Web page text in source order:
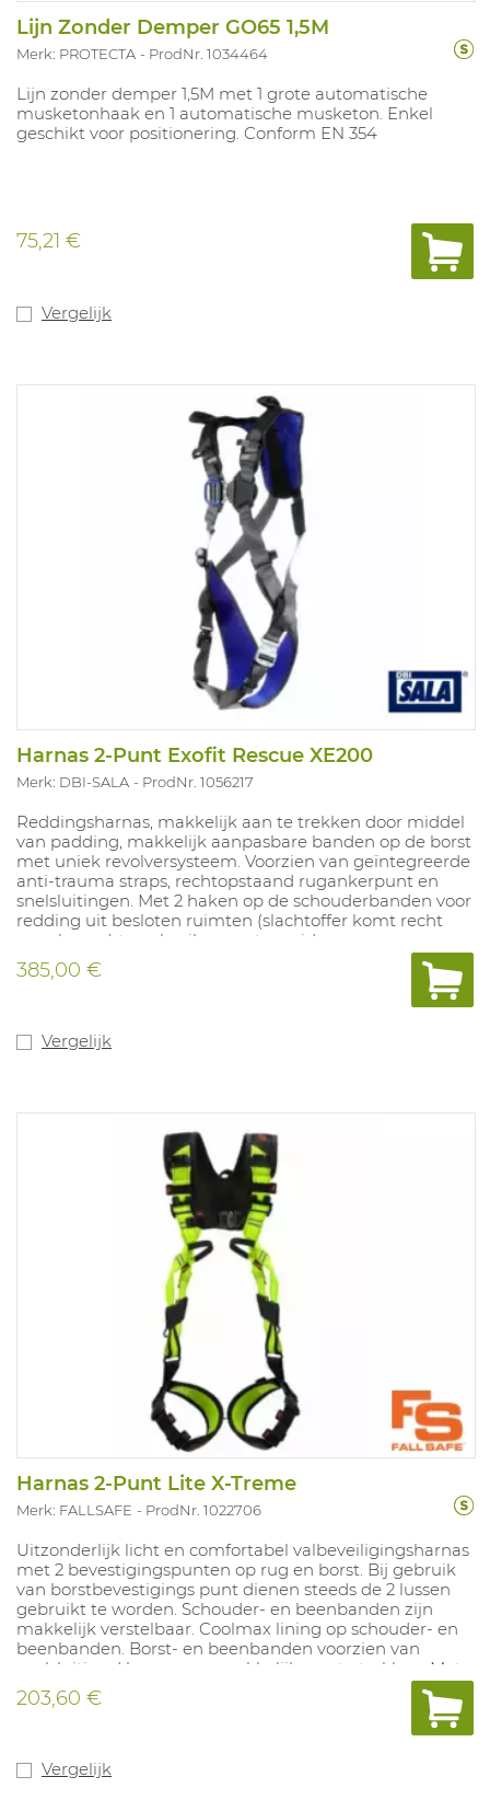
Lijn Zonder Demper GO65 1,5M
Merk: PROTECTA ProdNr. 1034464
Lijn zonder demper 1,5M met 1 grote automatische
musketonhaak en 1 automatische musketon. Enkel
geschikt voor positionering. Conform EN 354
75,21 €
Vergelijk
Harnas 2-Punt Exofit Rescue XE200
Merk: DBI-SALA ProdNr. 1056217
Reddingsharnas, makkelijk aan te trekken door middel
van padding, makkelijk aanpasbare banden op de borst
met uniek revolversysteem. Voorzien van geïntegreerde
anti-trauma straps, rechtopstaand rugankerpunt en
snelsluitingen. Met 2 haken op de schouderbanden voor
redding uit besloten ruimten (slachtoffer komt recht
naar boven) te gebruiken met spreider voor rescue
harnas (art.1031078).
385,00 €
Vergelijk
Harnas 2-Punt Lite X-Treme
Merk: FALLSAFE ProdNr. 1022706
Uitzonderlijk licht en comfortabel valbeveiligingsharnas
met 2 bevestigingspunten op rug en borst. Bij gebruik
van borstbevestigings punt dienen steeds de 2 lussen
gebruikt te worden. Schouder- en beenbanden zijn
makkelijk verstelbaar. Coolmax lining op schouder- en
beenbanden. Borst- en beenbanden voorzien van
snelsluiting. Harnas zeer makkelijk aan te trekken. Met
rechte beenbanden voor meer veiligheid en comfort.
Voorzien van valindicator. Gewicht: 988 gram.
203,60 €
Vergelijk